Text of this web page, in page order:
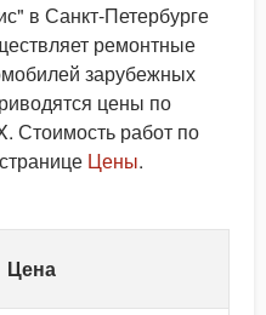
в Санкт-Петербурге
ремонтные
зарубежных
цены по
Стоимость работ по
Цены.
Цена